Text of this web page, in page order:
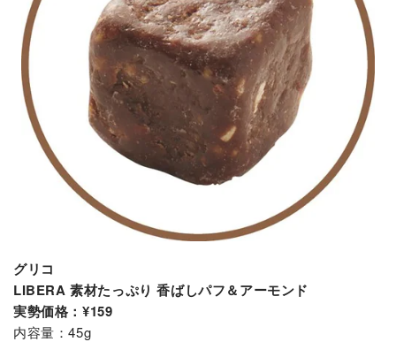
グリコ
LIBERA 素材たっぷり 香ばしパフ＆アーモンド
実勢価格：¥159
内容量：45g